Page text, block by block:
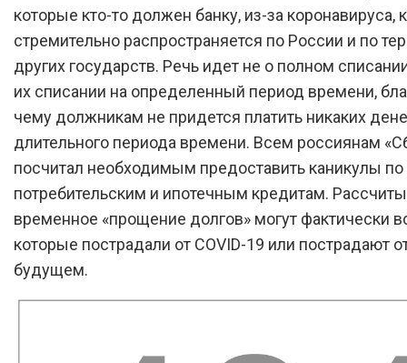
которые кто-то должен банку, из-за коронавируса,
стремительно распространяется по России и по
других государств. Речь идет не о полном
их списании на определенный период времени,
чему должникам не придется платить никаких
длительного периода времени. Всем россиянам
посчитал необходимым предоставить каникулы по
потребительским и ипотечным кредитам.
временное «прощение долгов» могут фактически
которые пострадали от COVID-19 или пострадают
будущем.